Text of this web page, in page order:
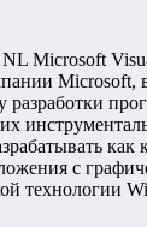
Microsoft
разработки
как
с
технологии